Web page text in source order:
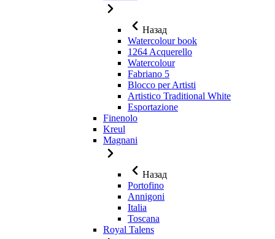
Назад
Watercolour book
1264 Acquerello
Watercolour
Fabriano 5
Blocco per Artisti
Artistico Traditional White
Esportazione
Finenolo
Kreul
Magnani
Назад
Portofino
Annigoni
Italia
Toscana
Royal Talens